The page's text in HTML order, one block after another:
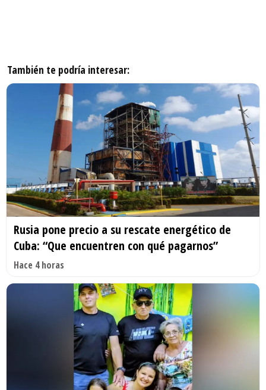
También te podría interesar:
Rusia pone precio a su rescate energético de
Cuba: “Que encuentren con qué pagarnos”
Hace 4 horas